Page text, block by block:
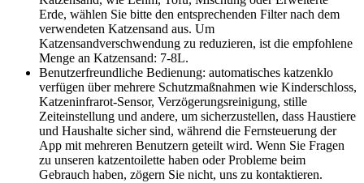
Erde, wählen Sie bitte den entsprechenden Filter nach dem
verwendeten Katzensand aus. Um
Katzensandverschwendung zu reduzieren, ist die empfohlene
Menge an Katzensand: 7-8L.
Benutzerfreundliche Bedienung: automatisches katzenklo
verfügen über mehrere Schutzmaßnahmen wie Kinderschloss,
Katzeninfrarot-Sensor, Verzögerungsreinigung, stille
Zeiteinstellung und andere, um sicherzustellen, dass Haustiere
und Haushalte sicher sind, während die Fernsteuerung der
App mit mehreren Benutzern geteilt wird. Wenn Sie Fragen
zu unseren katzentoilette haben oder Probleme beim
Gebrauch haben, zögern Sie nicht, uns zu kontaktieren.